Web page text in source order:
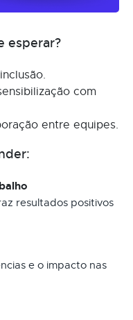
esperar?
com
entre equipes.
resultados positivos
e o impacto nas